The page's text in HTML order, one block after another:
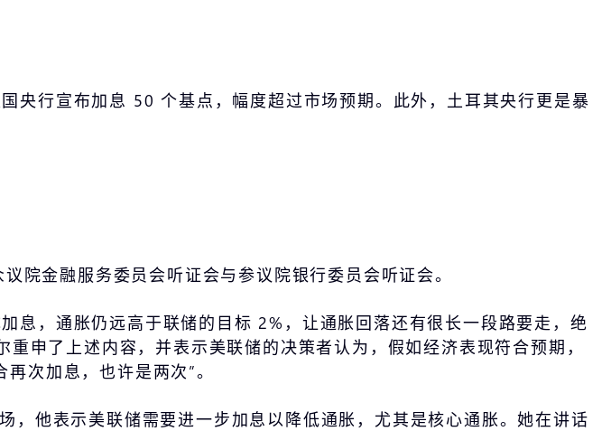
央行宣布加息 50 个基点，幅度超过市场预期。此外，土耳其央行更是暴
金融服务委员会听证会与参议院银行委员会听证会。
息，通胀仍远高于联储的目标 2%，让通胀回落还有很长一段路要走，绝
申了上述内容，并表示美联储的决策者认为，假如经济表现符合预期，
次加息，也许是两次”。
他表示美联储需要进一步加息以降低通胀，尤其是核心通胀。她在讲话